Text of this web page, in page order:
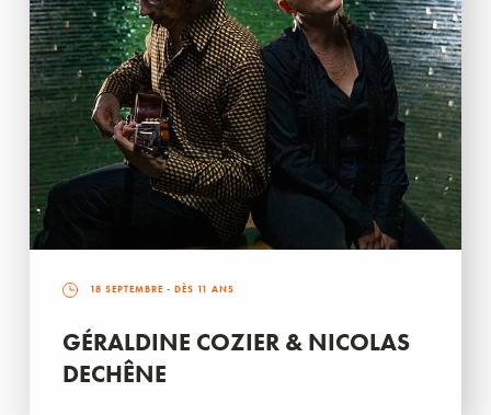
18 SEPTEMBRE - DÈS 11 ANS
GÉRALDINE COZIER & NICOLAS
DECHÊNE